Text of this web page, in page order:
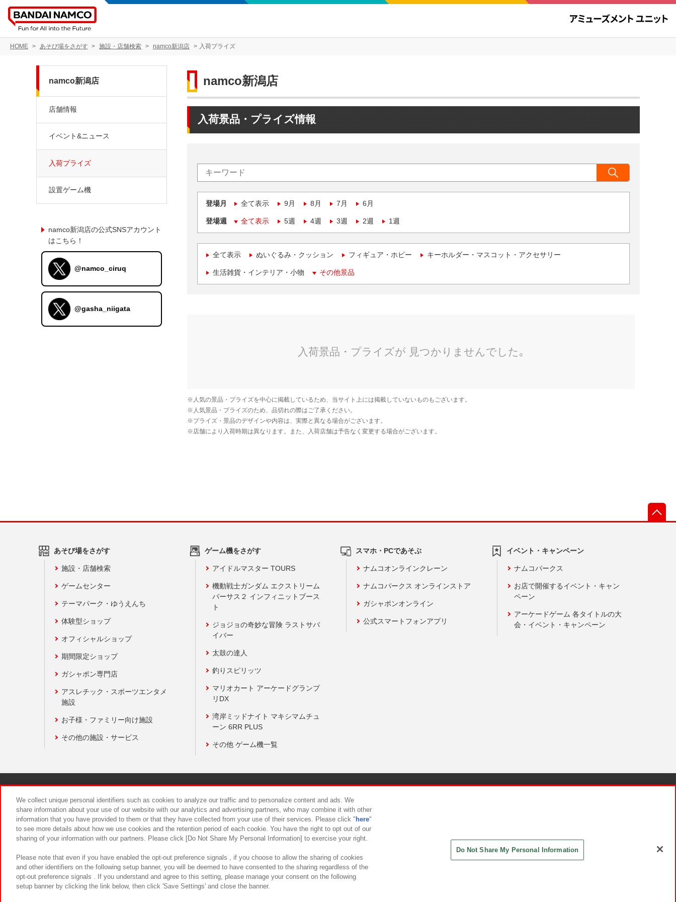
HOME あそび場をさがす 施設・店舗検索 namco新潟店 入荷プライズ
namco新潟店
入荷景品・プライズ情報
登場月 全て表示 9月 8月 7月 6月
登場週 全て表示 5週 4週 3週 2週 1週
全て表示 ぬいぐるみ・クッション フィギュア・ホビー キーホルダー・マスコット・アクセサリー
生活雑貨・インテリア・小物 その他景品
namco新潟店
店舗情報
イベント&ニュース
入荷プライズ
設置ゲーム機
namco新潟店の公式SNSアカウント
はこちら！
@namco_ciruq
@gasha_niigata
あそび場をさがす
施設・店舗検索
ゲームセンター
テーマパーク・ゆうえんち
体験型ショップ
オフィシャルショップ
期間限定ショップ
ガシャポン専門店
アスレチック・スポーツエンタメ
施設
お子様・ファミリー向け施設
その他の施設・サービス
ゲーム機をさがす
アイドルマスター TOURS
機動戦士ガンダム エクストリーム
バーサス２ インフィニットブース
ト
ジョジョの奇妙な冒険 ラストサバ
イバー
太鼓の達人
釣りスピリッツ
マリオカート アーケードグランプ
リDX
湾岸ミッドナイト マキシマムチュ
ーン 6RR PLUS
その他 ゲーム機一覧
スマホ・PCであそぶ
ナムコオンラインクレーン
ナムコパークス オンラインストア
ガシャポンオンライン
公式スマートフォンアプリ
イベント・キャンペーン
ナムコパークス
お店で開催するイベント・キャン
ペーン
アーケードゲーム 各タイトルの大
会・イベント・キャンペーン
食品のご提供について カスタマーハラスメント対応方針
We collect unique personal identifiers such as cookies to analyze our traffic and to personalize content and ads. We
share information about your use of our website with our analytics and advertising partners, who may combine it with other
information that you have provided to them or that they have collected from your use of their services. Please click " here"
to see more details about how we use cookies and the retention period of each cookie. You have the right to opt out of our
sharing of your information with our partners. Please click [Do Not Share My Personal Information] to exercise your right.
Please note that even if you have enabled the opt-out preference signals , if you choose to allow the sharing of cookies
and other identifiers on the following setup banner, you will be deemed to have consented to the sharing regardless of the
opt-out preference signals . If you understand and agree to this setting, please manage your consent on the following
setup banner by clicking the link below, then click 'Save Settings' and close the banner.
Do Not Share My Personal Information